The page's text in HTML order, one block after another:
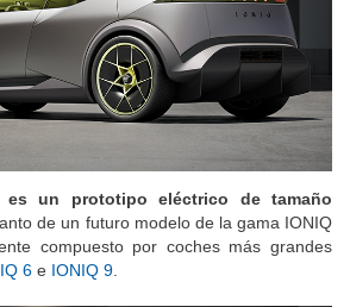
es un prototipo eléctrico de tamaño
de un futuro modelo de la gama IONIQ
compuesto por coches más grandes
6 e IONIQ 9.